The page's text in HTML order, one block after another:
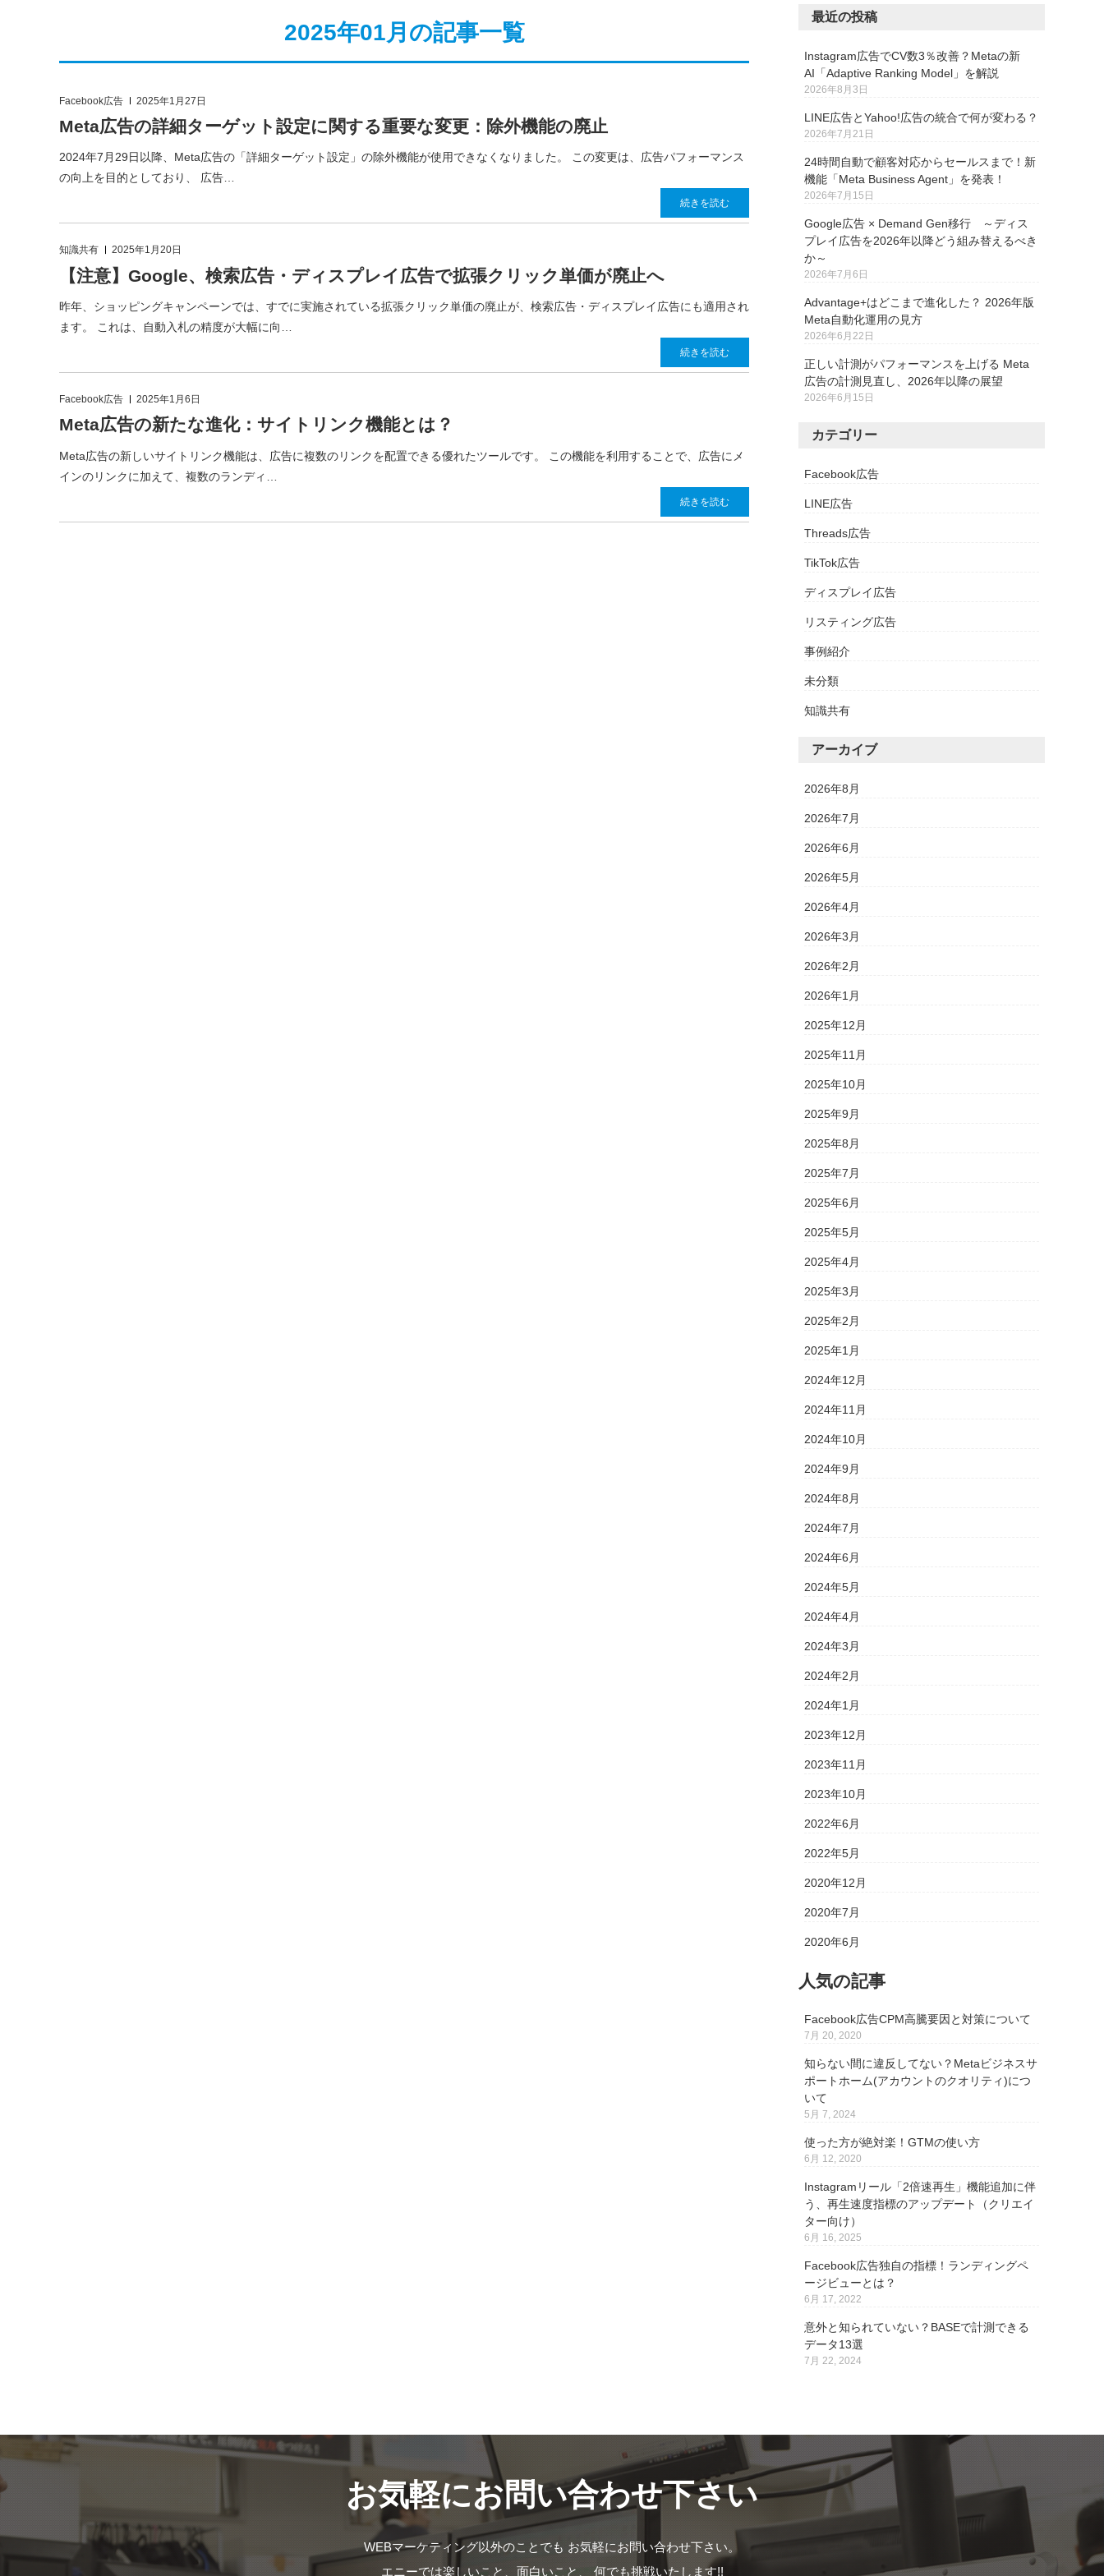
2025年01月の記事一覧
Facebook広告 2025年1月27日
Meta広告の詳細ターゲット設定に関する重要な変更：除外機能の廃止
2024年7月29日以降、Meta広告の「詳細ターゲット設定」の除外機能が使用できなくなりました。 この変更は、広告パフォーマンス
の向上を目的としており、 広告…
続きを読む
知識共有 2025年1月20日
【注意】Google、検索広告・ディスプレイ広告で拡張クリック単価が廃止へ
昨年、ショッピングキャンペーンでは、すでに実施されている拡張クリック単価の廃止が、検索広告・ディスプレイ広告にも適用され
ます。 これは、自動入札の精度が大幅に向…
続きを読む
Facebook広告 2025年1月6日
Meta広告の新たな進化：サイトリンク機能とは？
Meta広告の新しいサイトリンク機能は、広告に複数のリンクを配置できる優れたツールです。 この機能を利用することで、広告にメ
インのリンクに加えて、複数のランディ…
続きを読む
最近の投稿
Instagram広告でCV数3％改善？Metaの新
AI「Adaptive Ranking Model」を解説
2026年8月3日
LINE広告とYahoo!広告の統合で何が変わる？
2026年7月21日
24時間自動で顧客対応からセールスまで！新
機能「Meta Business Agent」を発表！
2026年7月15日
Google広告 × Demand Gen移行 ～ディス
プレイ広告を2026年以降どう組み替えるべき
か～
2026年7月6日
Advantage+はどこまで進化した？ 2026年版
Meta自動化運用の見方
2026年6月22日
正しい計測がパフォーマンスを上げる Meta
広告の計測見直し、2026年以降の展望
2026年6月15日
カテゴリー
Facebook広告
LINE広告
Threads広告
TikTok広告
ディスプレイ広告
リスティング広告
事例紹介
未分類
知識共有
アーカイブ
2026年8月
2026年7月
2026年6月
2026年5月
2026年4月
2026年3月
2026年2月
2026年1月
2025年12月
2025年11月
2025年10月
2025年9月
2025年8月
2025年7月
2025年6月
2025年5月
2025年4月
2025年3月
2025年2月
2025年1月
2024年12月
2024年11月
2024年10月
2024年9月
2024年8月
2024年7月
2024年6月
2024年5月
2024年4月
2024年3月
2024年2月
2024年1月
2023年12月
2023年11月
2023年10月
2022年6月
2022年5月
2020年12月
2020年7月
2020年6月
人気の記事
Facebook広告CPM高騰要因と対策について
7月 20, 2020
知らない間に違反してない？Metaビジネスサ
ポートホーム(アカウントのクオリティ)につ
いて
5月 7, 2024
使った方が絶対楽！GTMの使い方
6月 12, 2020
Instagramリール「2倍速再生」機能追加に伴
う、再生速度指標のアップデート（クリエイ
ター向け）
6月 16, 2025
Facebook広告独自の指標！ランディングペ
ージビューとは？
6月 17, 2022
意外と知られていない？BASEで計測できる
データ13選
7月 22, 2024
お気軽にお問い合わせ下さい
WEBマーケティング以外のことでも お気軽にお問い合わせ下さい。
エニーでは楽しいこと、面白いこと、
何でも挑戦いたします!!